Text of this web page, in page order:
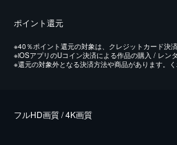
ポイント還元
※40％ポイント還元の対象は、クレジットカード決
※iOSアプリのUコイン決済による作品の購入 / レン
※還元の対象外となる決済方法や商品があります。
フルHD画質 / 4K画質